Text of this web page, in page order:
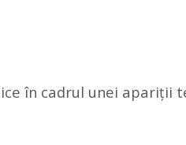
în cadrul unei apariții